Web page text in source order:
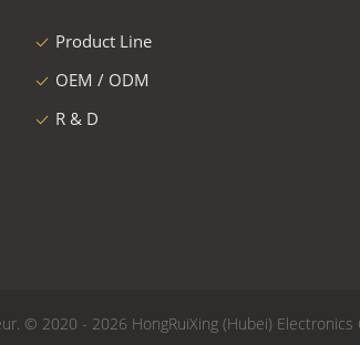
Product Line
OEM / ODM
R & D
© 2020 - 2026 HongRuiXing (Hubei) Electronics